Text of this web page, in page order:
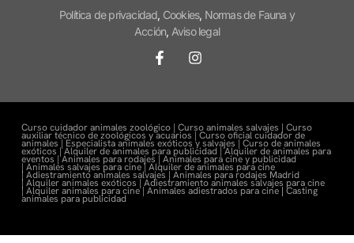
Política de privacidad, Cookies, Normas de Fauna y
Acción, Aviso legal
Curso cuidador animales zoológico | Curso animales salvajes | Curso
auxiliar técnico de zoológicos y acuarios | Curso oficial cuidador de
animales | Especialista animales exóticos y salvajes | Curso de animales
exóticos |Alquiler de animales para publicidad |Alquiler de animales para
eventos |Animales para rodajes | Animales para cine y publicidad
| Animales salvajes para cine | Alquiler de animales para cine
| Adiestramiento animales salvajes | Animales para rodajes Madrid
| Alquiler animales exóticos | Adiestramiento animales salvajes para cine
| Alquiler animales para cine | Animales adiestrados para cine| Casting
animales para publicidad